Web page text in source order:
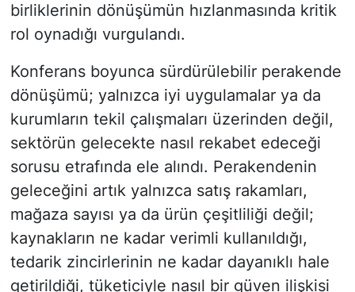
birliklerinin dönüşümün hızlanmasında kritik
rol oynadığı vurgulandı.
Konferans boyunca sürdürülebilir perakende
dönüşümü; yalnızca iyi uygulamalar ya da
kurumların tekil çalışmaları üzerinden değil,
sektörün gelecekte nasıl rekabet edeceği
sorusu etrafında ele alındı. Perakendenin
geleceğini artık yalnızca satış rakamları,
mağaza sayısı ya da ürün çeşitliliği değil;
kaynakların ne kadar verimli kullanıldığı,
tedarik zincirlerinin ne kadar dayanıklı hale
getirildiği, tüketiciyle nasıl bir güven ilişkisi